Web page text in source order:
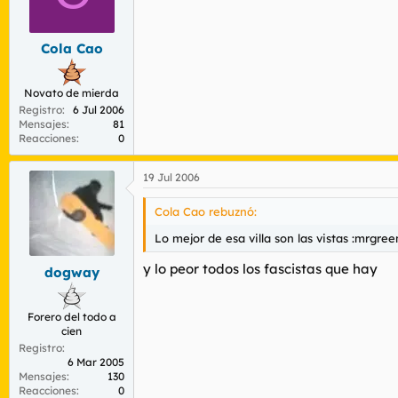
Cola Cao
Novato de mierda
Registro
6 Jul 2006
Mensajes
81
Reacciones
0
dogway
Forero del todo a
cien
Registro
6 Mar 2005
Mensajes
130
Reacciones
0
19 Jul 2006
Cola Cao rebuznó:
Lo mejor de esa villa son las vistas
y lo peor todos los fascistas que hay